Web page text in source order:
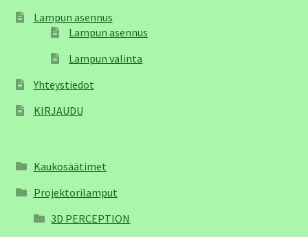
Lampun asennus
Lampun asennus
Lampun valinta
Yhteystiedot
KIRJAUDU
Kaukosäätimet
Projektorilamput
3D PERCEPTION